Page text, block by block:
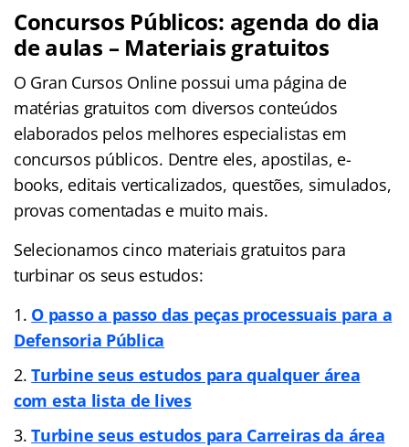
Concursos Públicos: agenda do dia
de aulas – Materiais gratuitos
O Gran Cursos Online possui uma página de
matérias gratuitos com diversos conteúdos
elaborados pelos melhores especialistas em
concursos públicos. Dentre eles, apostilas, e-
books, editais verticalizados, questões, simulados,
provas comentadas e muito mais.
Selecionamos cinco materiais gratuitos para
turbinar os seus estudos:
O passo a passo das peças processuais para a
Defensoria Pública
Turbine seus estudos para qualquer área
com esta lista de lives
Turbine seus estudos para Carreiras da área